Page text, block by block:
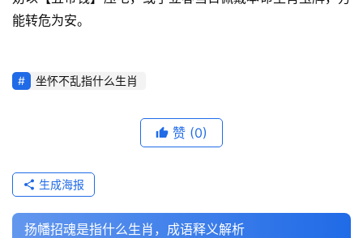
能转危为安。
坐怀不乱指什么生肖
赞 (0)
生成海报
扬幡招魂是指什么生肖，成语释义解析